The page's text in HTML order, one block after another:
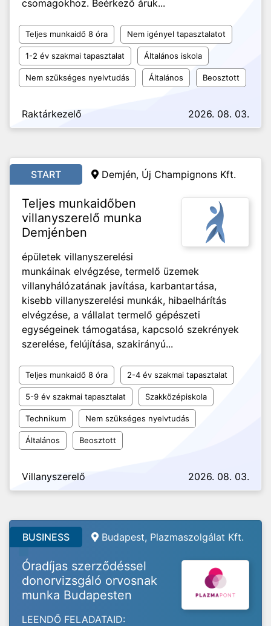
csomagokhoz. Beérkező áruk...
Teljes munkaidő 8 óra Nem igényel tapasztalatot
1-2 év szakmai tapasztalat Általános iskola
Nem szükséges nyelvtudás Általános Beosztott
Raktárkezelő 2026. 08. 03.
START Demjén, Új Champignons Kft.
Teljes munkaidőben
villanyszerelő munka
Demjénben
épületek villanyszerelési
munkáinak elvégzése, termelő üzemek
villanyhálózatának javítása, karbantartása,
kisebb villanyszerelési munkák, hibaelhárítás
elvégzése, a vállalat termelő gépészeti
egységeinek támogatása, kapcsoló szekrények
szerelése, felújítása, szakirányú...
Teljes munkaidő 8 óra 2-4 év szakmai tapasztalat
5-9 év szakmai tapasztalat Szakközépiskola
Technikum Nem szükséges nyelvtudás
Általános Beosztott
Villanyszerelő 2026. 08. 03.
BUSINESS Budapest, Plazmaszolgálat Kft.
Óradíjas szerződéssel
donorvizsgáló orvosnak
munka Budapesten
LEENDŐ FELADATAID: